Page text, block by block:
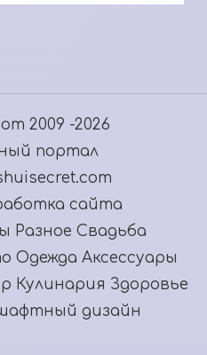
2009 -2026
портал
сайта
Разное Свадьба
Одежда Аксессуары
Кулинария Здоровье
дизайн